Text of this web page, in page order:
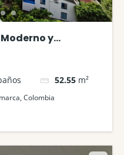
y
52.55 m²
Colombia